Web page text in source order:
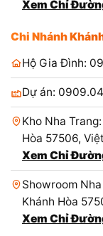
Xem Chỉ
Chi Nhánh
Hộ Gia Đình:
Dự án:
Kho Nha
Hòa 57506,
Xem Chỉ
Showroom
Khánh Hòa
Xem Chỉ